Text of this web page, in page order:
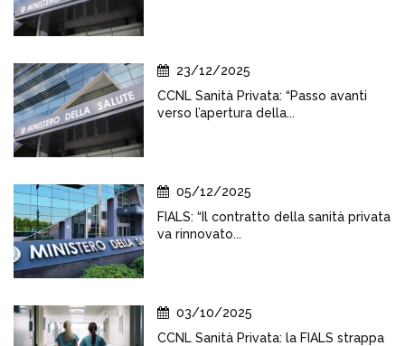
23/12/2025
CCNL Sanità Privata: “Passo avanti
verso l’apertura della...
05/12/2025
FIALS: “Il contratto della sanità privata
va rinnovato...
03/10/2025
CCNL Sanità Privata: la FIALS strappa